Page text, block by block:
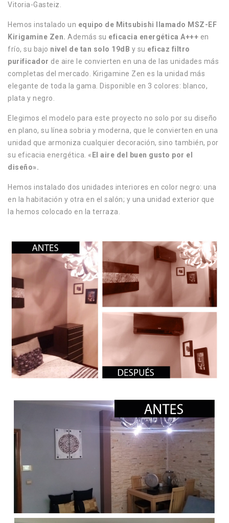
Vitoria-Gasteiz.
Hemos instalado un equipo de Mitsubishi llamado MSZ-EF
Kirigamine Zen. Además su eficacia energética A+++ en
frío, su bajo nivel de tan solo 19dB y su eficaz filtro
purificador de aire le convierten en una de las unidades más
completas del mercado. Kirigamine Zen es la unidad más
elegante de toda la gama. Disponible en 3 colores: blanco,
plata y negro.
Elegimos el modelo para este proyecto no solo por su diseño
en plano, su línea sobria y moderna, que le convierten en una
unidad que armoniza cualquier decoración, sino también, por
su eficacia energética. « El aire del buen gusto por el
diseño».
Hemos instalado dos unidades interiores en color negro: una
en la habitación y otra en el salón; y una unidad exterior que
la hemos colocado en la terraza.